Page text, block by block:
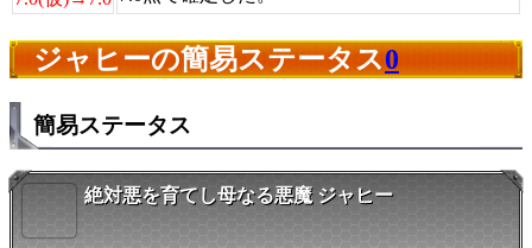
ジャヒーの簡易ステータス0
簡易ステータス
絶対悪を育てし母なる悪魔 ジャヒー